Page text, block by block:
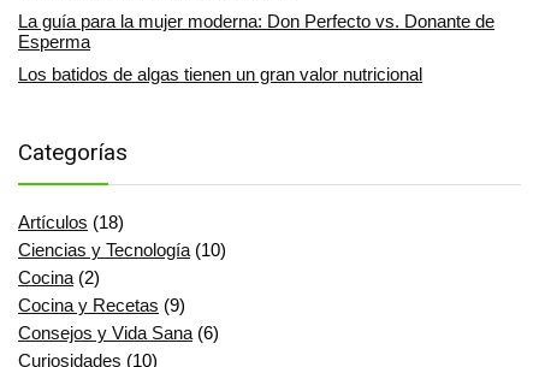
La guía para la mujer moderna: Don Perfecto vs. Donante de
Esperma
Los batidos de algas tienen un gran valor nutricional
Categorías
Artículos (18)
Ciencias y Tecnología (10)
Cocina (2)
Cocina y Recetas (9)
Consejos y Vida Sana (6)
Curiosidades (10)